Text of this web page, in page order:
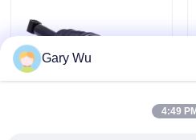
Neuigkeiten
Rechtssachen
Gary Wu
4:49 PM